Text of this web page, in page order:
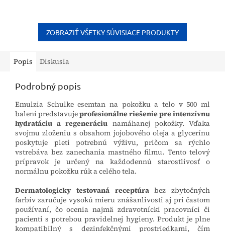
obsahom olivového oleja a...
zlepšenie kvality spánku,...
ZOBRAZIŤ VŠETKY SÚVISIACE PRODUKTY
Popis Diskusia
Podrobný popis
Emulzia Schulke esemtan na pokožku a telo v 500 ml
balení predstavujeprofesionálne riešenie pre intenzívnu
hydratáciu a regeneráciu namáhanej pokožky. Vďaka
svojmu zloženiu s obsahom jojobového oleja a glycerínu
poskytuje pleti potrebnú výživu, pričom sa rýchlo
vstrebáva bez zanechania mastného filmu. Tento telový
prípravok je určený na každodennú starostlivosť o
normálnu pokožku rúk a celého tela.
Dermatologicky testovaná receptúrabez zbytočných
farbív zaručuje vysokú mieru znášanlivosti aj pri častom
používaní, čo ocenia najmä zdravotnícki pracovníci či
pacienti s potrebou pravidelnej hygieny. Produkt je plne
kompatibilný s dezinfekčnými prostriedkami, čím